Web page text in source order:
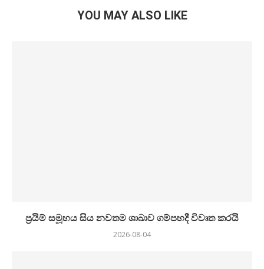
YOU MAY ALSO LIKE
ප්‍රයිම් සමූහය සිය නවතම ශාඛාව ගම්පහදී විවෘත කරයි
2026-08-04